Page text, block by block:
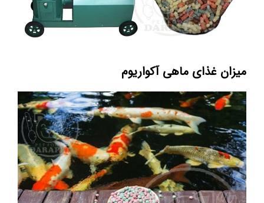
میزان غذای ماهی آکواریوم